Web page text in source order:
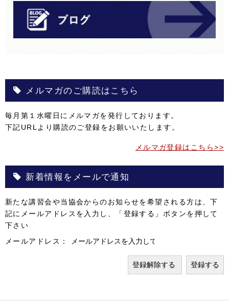
メルマガのご購読はこちら
毎月第１水曜日にメルマガを発行しております。
下記URLより購読のご登録をお願いいたします。
メルマガ登録はこちら>>
新着情報をメールで通知
新たな講習会や当協会からのお知らせを希望される方は、下
記にメールアドレスを入力し、「登録する」ボタンを押して
下さい
メールアドレス：